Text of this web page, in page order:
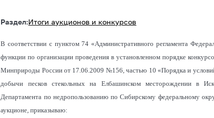
Раздел:Итоги аукционов и конкурсов
В соответствии с пунктом 74 «Административного регламента
функции по организации проведения в установленном порядке
Минприроды России от 17.06.2009 №156, частью 10 «Порядка и
добычи песков стекольных на Елбашинском месторождении в
Департамента по недропользованию по Сибирскому федеральному
аукционе, приказываю: